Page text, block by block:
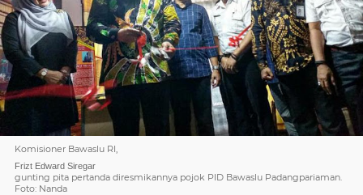
Komisioner Bawaslu RI,
Frizt Edward Siregar
gunting pita pertanda diresmikannya pojok PID Bawaslu Padangpariaman.
Foto: Nanda